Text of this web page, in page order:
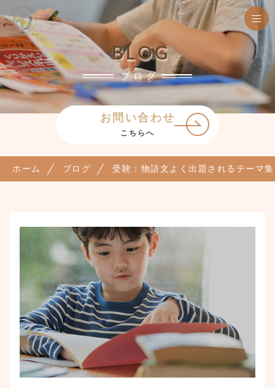
BLOG
ブログ
お問い合わせ
こちらへ
ホーム ブログ 受験：物語文よく出題されるテーマ